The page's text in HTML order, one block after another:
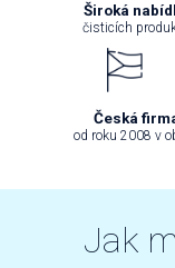
Široká
čisticích
Česká
od roku 2008 v
Jak